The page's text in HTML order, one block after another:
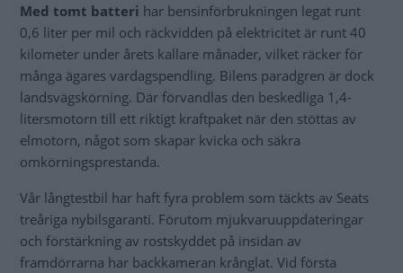
Med tomt batteri har bensinförbrukningen legat runt
0,6 liter per mil och räckvidden på elektricitet är runt 40
kilometer under årets kallare månader, vilket räcker för
många ägares vardagspendling. Bilens paradgren är dock
landsvägskörning. Där förvandlas den beskedliga 1,4-
litersmotorn till ett riktigt kraftpaket när den stöttas av
elmotorn, något som skapar kvicka och säkra
omkörningsprestanda.
Vår långtestbil har haft fyra problem som täckts av Seats
treåriga nybilsgaranti. Förutom mjukvaruuppdateringar
och förstärkning av rostskyddet på insidan av
framdörrarna har backkameran krånglat. Vid första